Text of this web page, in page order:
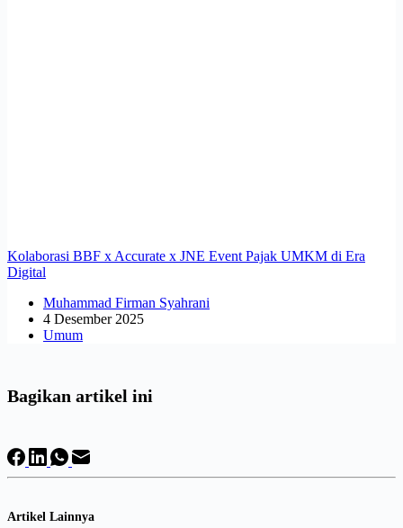
Kolaborasi BBF x Accurate x JNE Event Pajak UMKM di Era
Digital
Muhammad Firman Syahrani
4 Desember 2025
Umum
Bagikan artikel ini
Artikel Lainnya